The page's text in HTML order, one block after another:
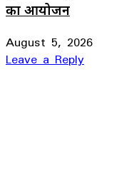
का आयोजन
August 5, 2026
Leave a Reply